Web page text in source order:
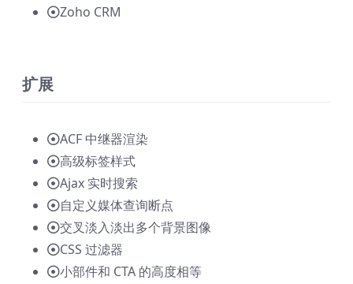
Zoho CRM
扩展
ACF 中继器渲染
高级标签样式
Ajax 实时搜索
自定义媒体查询断点​
交叉淡入淡出多个背景图像
CSS 过滤器
小部件和 CTA 的高度相等